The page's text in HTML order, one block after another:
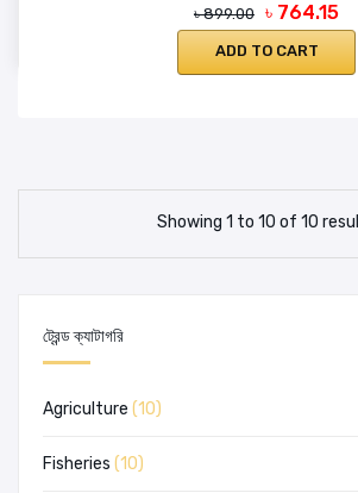
ট্রেন্ড ক্যাটাগরি
Agriculture (10)
Fisheries (10)
৳ 899.00 ৳ 764.15
ADD TO CART
Showing 1 to 10 of 10